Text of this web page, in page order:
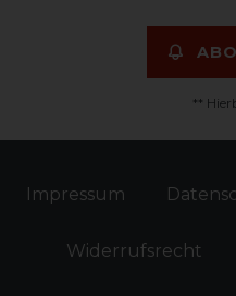
**
Impressum
Widerrufs­recht